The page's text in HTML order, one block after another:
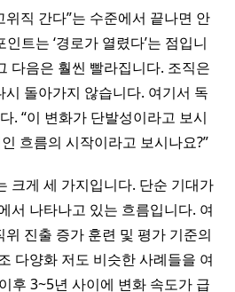
위직 간다”는 수준에서 끝나면 안
트는 ‘경로가 열렸다’는 점입니
다음은 훨씬 빨라집니다. 조직은
돌아가지 않습니다. 여기서 독
. “이 변화가 단발성이라고 보시
흐름의 시작이라고 보시나요?”
크게 세 가지입니다. 단순 기대가
서 나타나고 있는 흐름입니다. 여
진출 증가 훈련 및 평가 기준의
다양화 저도 비슷한 사례들을 여
후 3~5년 사이에 변화 속도가 급